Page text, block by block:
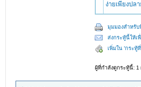
ง่ายเพียงปล
มุมมองสำหรับ
ส่งกระทู้นี้ให้เ
เพิ่มใน 'กระทู้
ผู้ที่กำลังดูกระทู้นี้: 1